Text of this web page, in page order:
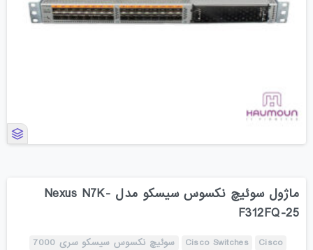
ماژول سوئیچ نکسوس سیسکو مدل Nexus N7K-
F312FQ-25
Cisco
Cisco Switches سوئیچ نکسوس سیسکو سری 7000